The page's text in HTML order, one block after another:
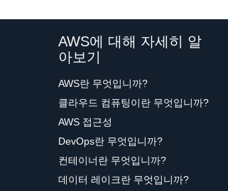
AWS에 대해 자세히 알
아보기
AWS란 무엇입니까?
클라우드 컴퓨팅이란 무엇입니까?
AWS 접근성
DevOps란 무엇입니까?
컨테이너란 무엇입니까?
데이터 레이크란 무엇입니까?